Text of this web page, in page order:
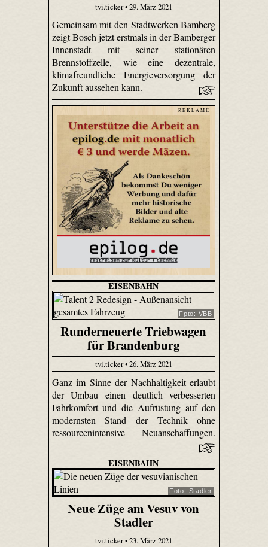
tvi.ticker • 29. März 2021
Gemeinsam mit den Stadtwerken Bamberg
zeigt Bosch jetzt erstmals in der Bamberger
Innenstadt mit seiner stationären
Brennstoffzelle, wie eine dezentrale,
klimafreundliche Energieversorgung der
Zukunft aussehen kann.
- R E K L A M E -
EISENBAHN
Fpto: VBB
Runderneuerte Triebwagen
für Brandenburg
tvi.ticker • 26. März 2021
Ganz im Sinne der Nachhaltigkeit erlaubt
der Umbau einen deutlich verbesserten
Fahrkomfort und die Aufrüstung auf den
modernsten Stand der Technik ohne
ressourcenintensive Neuanschaffungen.
EISENBAHN
Foto: Stadler
Neue Züge am Vesuv von
Stadler
tvi.ticker • 23. März 2021